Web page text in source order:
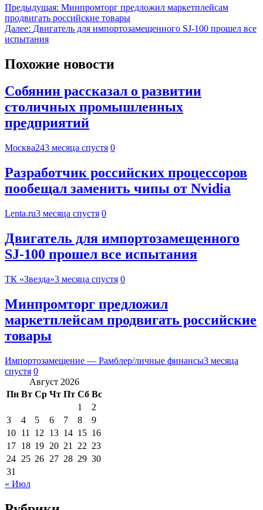
Предыдущая: Минпромторг предложил маркетплейсам
продвигать российские товары
Далее: Двигатель для импортозамещенного SJ-100 прошел все
испытания
Похожие новости
Собянин рассказал о развитии
столичных промышленных
предприятий
Москва243 месяца спустя 0
Разработчик российских процессоров
пообещал заменить чипы от Nvidia
Lenta.ru3 месяца спустя 0
Двигатель для импортозамещенного
SJ-100 прошел все испытания
ТК «Звезда»3 месяца спустя 0
Минпромторг предложил
маркетплейсам продвигать российские
товары
Импортозамещение — Рамблер/личные финансы3 месяца
спустя 0
Август 2026
Пн Вт Ср Чт Пт Сб Вс
1
2
3
4 5 6 7 8
9
10 11 12 13 14 15 16
17 18 19 20 21 22 23
24 25 26 27 28 29 30
31
« Июл